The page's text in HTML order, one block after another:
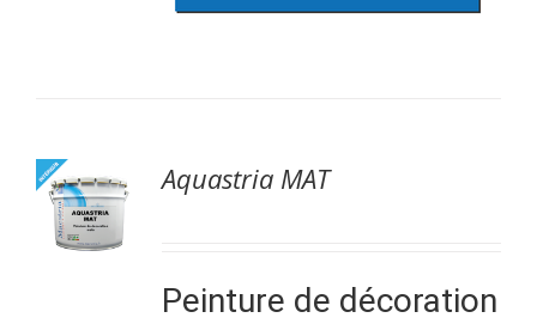
Aquastria MAT
Peinture de décoration